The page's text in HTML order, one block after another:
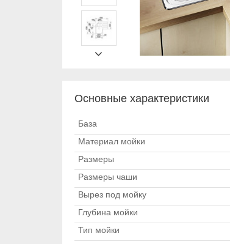
Основные характеристики
База
Материал мойки
Размеры
Размеры чаши
Вырез под мойку
Глубина мойки
Тип мойки